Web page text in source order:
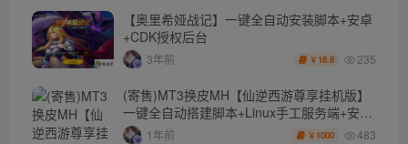
【奥里希娅战记】一键全自动安装脚本+安卓
+CDK授权后台
3年前 ￥ 18.8 235
(寄售)MT3换皮MH【仙逆西游尊享挂机版】
一键全自动搭建脚本+Linux手工服务端+安卓
苹果双端+GM后台+详细搭建教程+全套源码
1年前 ￥ 1000 483